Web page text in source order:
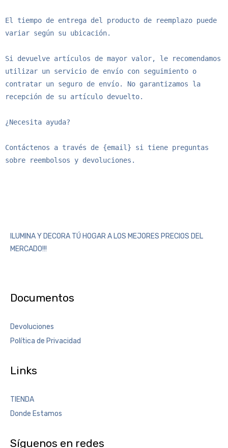
El tiempo de entrega del producto de reemplazo puede
variar según su ubicación.
Si devuelve artículos de mayor valor, le recomendamos
utilizar un servicio de envío con seguimiento o
contratar un seguro de envío. No garantizamos la
recepción de su artículo devuelto.
¿Necesita ayuda?
Contáctenos a través de {email} si tiene preguntas
sobre reembolsos y devoluciones.
ILUMINA Y DECORA TÚ HOGAR A LOS MEJORES PRECIOS DEL
MERCADO!!!
Documentos
Devoluciones
Política de Privacidad
Links
TIENDA
Donde Estamos
Síguenos en redes